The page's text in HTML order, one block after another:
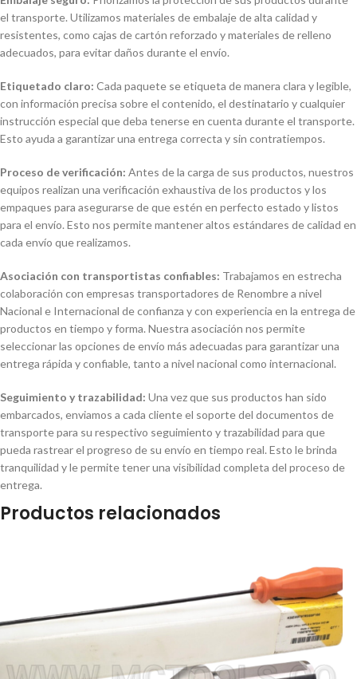
el transporte. Utilizamos materiales de embalaje de alta calidad y
resistentes, como cajas de cartón reforzado y materiales de relleno
adecuados, para evitar daños durante el envío.
Etiquetado claro: Cada paquete se etiqueta de manera clara y legible,
con información precisa sobre el contenido, el destinatario y cualquier
instrucción especial que deba tenerse en cuenta durante el transporte.
Esto ayuda a garantizar una entrega correcta y sin contratiempos.
Proceso de verificación: Antes de la carga de sus productos, nuestros
equipos realizan una verificación exhaustiva de los productos y los
empaques para asegurarse de que estén en perfecto estado y listos
para el envío. Esto nos permite mantener altos estándares de calidad en
cada envío que realizamos.
Asociación con transportistas confiables: Trabajamos en estrecha
colaboración con empresas transportadores de Renombre a nivel
Nacional e Internacional de confianza y con experiencia en la entrega de
productos en tiempo y forma. Nuestra asociación nos permite
seleccionar las opciones de envío más adecuadas para garantizar una
entrega rápida y confiable, tanto a nivel nacional como internacional.
Seguimiento y trazabilidad: Una vez que sus productos han sido
embarcados, enviamos a cada cliente el soporte del documentos de
transporte para su respectivo seguimiento y trazabilidad para que
pueda rastrear el progreso de su envío en tiempo real. Esto le brinda
tranquilidad y le permite tener una visibilidad completa del proceso de
entrega.
Productos relacionados